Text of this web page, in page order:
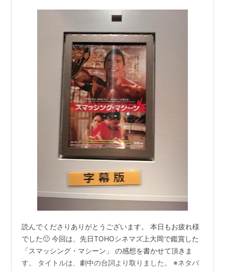
読んでくださりありがとうございます。 本日もお疲れ様
でした🙂 今回は、先日TOHOシネマズ上大岡で鑑賞した
「スマッシング・マシーン」 の感想を書かせて頂きま
す。 タイトルは、劇中の台詞より取りました。 ※ネタバ